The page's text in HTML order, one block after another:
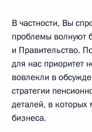
В частности, Вы
проблемы волнуют
и Правительство.
для нас приоритет
вовлекли в
стратегии
деталей, в которых
бизнеса.